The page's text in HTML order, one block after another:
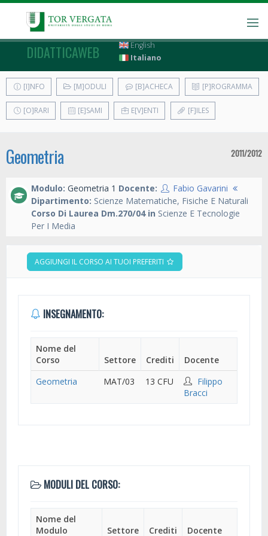
DIDATTICAWEB
English
Italiano
[I]NFO [M]ODULI [B]ACHECA [P]ROGRAMMA
[O]RARI [E]SAMI E[V]ENTI [F]ILES
Geometria 2011/2012
Modulo: Geometria 1 Docente:
Fabio Gavarini
Dipartimento: Scienze Matematiche, Fisiche E Naturali
Corso Di Laurea Dm.270/04 in Scienze E Tecnologie
Per I Media
AGGIUNGI IL CORSO AI TUOI PREFERITI
INSEGNAMENTO:
Nome del
Corso
Settore Crediti
Docente
Geometria
MAT/03 13 CFU
Filippo
Bracci
MODULI DEL CORSO:
Nome del
Modulo
Settore Crediti Docente